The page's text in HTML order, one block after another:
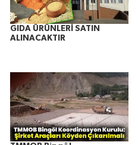
GIDA ÜRÜNLERİ SATIN
ALINACAKTIR